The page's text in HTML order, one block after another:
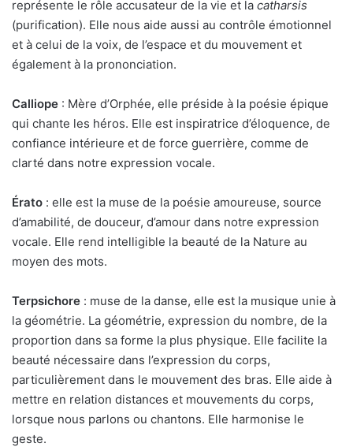
représente le rôle accusateur de la vie et la catharsis
(purification). Elle nous aide aussi au contrôle émotionnel
et à celui de la voix, de l’espace et du mouvement et
également à la prononciation.
Calliope : Mère d’Orphée, elle préside à la poésie épique
qui chante les héros. Elle est inspiratrice d’éloquence, de
confiance intérieure et de force guerrière, comme de
clarté dans notre expression vocale.
Érato : elle est la muse de la poésie amoureuse, source
d’amabilité, de douceur, d’amour dans notre expression
vocale. Elle rend intelligible la beauté de la Nature au
moyen des mots.
Terpsichore : muse de la danse, elle est la musique unie à
la géométrie. La géométrie, expression du nombre, de la
proportion dans sa forme la plus physique. Elle facilite la
beauté nécessaire dans l’expression du corps,
particulièrement dans le mouvement des bras. Elle aide à
mettre en relation distances et mouvements du corps,
lorsque nous parlons ou chantons. Elle harmonise le
geste.